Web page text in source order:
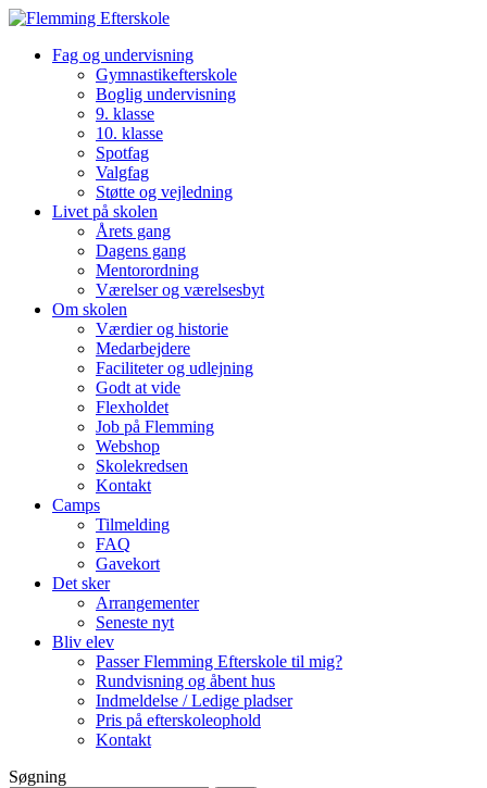
Fag og undervisning
Gymnastikefterskole
Boglig undervisning
9. klasse
10. klasse
Spotfag
Valgfag
Støtte og vejledning
Livet på skolen
Årets gang
Dagens gang
Mentorordning
Værelser og værelsesbyt
Om skolen
Værdier og historie
Medarbejdere
Faciliteter og udlejning
Godt at vide
Flexholdet
Job på Flemming
Webshop
Skolekredsen
Kontakt
Camps
Tilmelding
FAQ
Gavekort
Det sker
Arrangementer
Seneste nyt
Bliv elev
Passer Flemming Efterskole til mig?
Rundvisning og åbent hus
Indmeldelse / Ledige pladser
Pris på efterskoleophold
Kontakt
Søgning